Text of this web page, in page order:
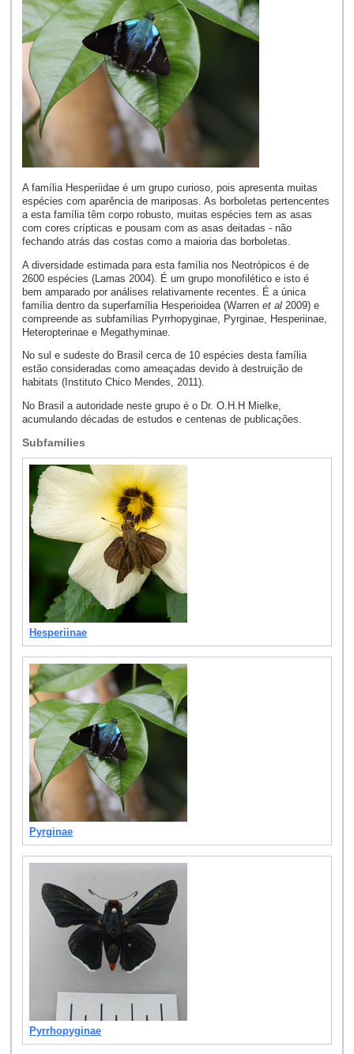
A família Hesperiidae é um grupo curioso, pois apresenta muitas
espécies com aparência de mariposas. As borboletas pertencentes
a esta família têm corpo robusto, muitas espécies tem as asas
com cores crípticas e pousam com as asas deitadas - não
fechando atrás das costas como a maioria das borboletas.
A diversidade estimada para esta família nos Neotrópicos é de
2600 espécies (Lamas 2004). É um grupo monofilético e isto é
bem amparado por análises relativamente recentes. É a única
família dentro da superfamília Hesperioidea (Warrenet al 2009) e
compreende as subfamílias Pyrrhopyginae, Pyrginae, Hesperiinae,
Heteropterinae e Megathyminae.
No sul e sudeste do Brasil cerca de 10 espécies desta família
estão consideradas como ameaçadas devido à destruição de
habitats (Instituto Chico Mendes, 2011).
No Brasil a autoridade neste grupo é o Dr. O.H.H Mielke,
acumulando décadas de estudos e centenas de publicações.
Subfamilies
Hesperiinae
Pyrginae
Pyrrhopyginae